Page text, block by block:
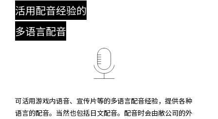
活用配音经验的
多语言配音
可活用游戏内语音、宣传片等的多语言配音经验，提供各种
语言的配音。当然也包括日文配音。配音时会由敝公司的外